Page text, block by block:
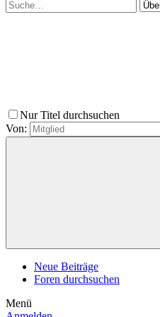
Nur Titel durchsuchen
Von:
Neue Beiträge
Foren durchsuchen
Menü